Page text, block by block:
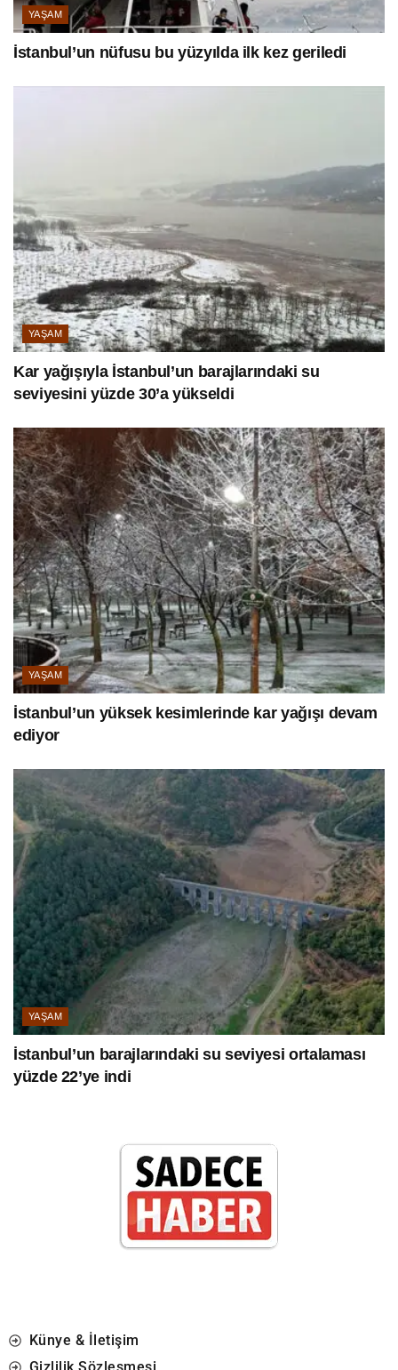
YAŞAM
İstanbul’un nüfusu bu yüzyılda ilk kez geriledi
YAŞAM
Kar yağışıyla İstanbul’un barajlarındaki su
seviyesini yüzde 30’a yükseldi
YAŞAM
İstanbul’un yüksek kesimlerinde kar yağışı devam
ediyor
YAŞAM
İstanbul’un barajlarındaki su seviyesi ortalaması
yüzde 22’ye indi
Künye & İletişim